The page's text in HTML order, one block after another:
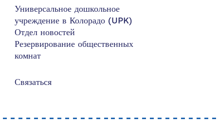
Универсальное дошкольное
учреждение в Колорадо (UPK)
Отдел новостей
Резервирование общественных
комнат
Связаться